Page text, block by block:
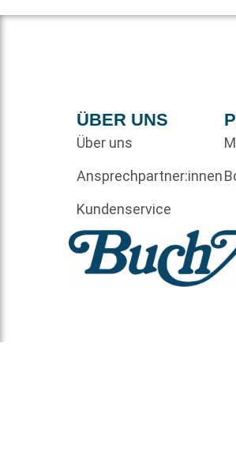
ÜBER UNS
Über uns
Ansprechpartner:innen
Kundenservice